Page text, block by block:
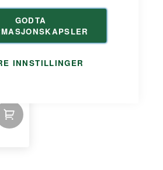
GODTA
INNSTILLINGER